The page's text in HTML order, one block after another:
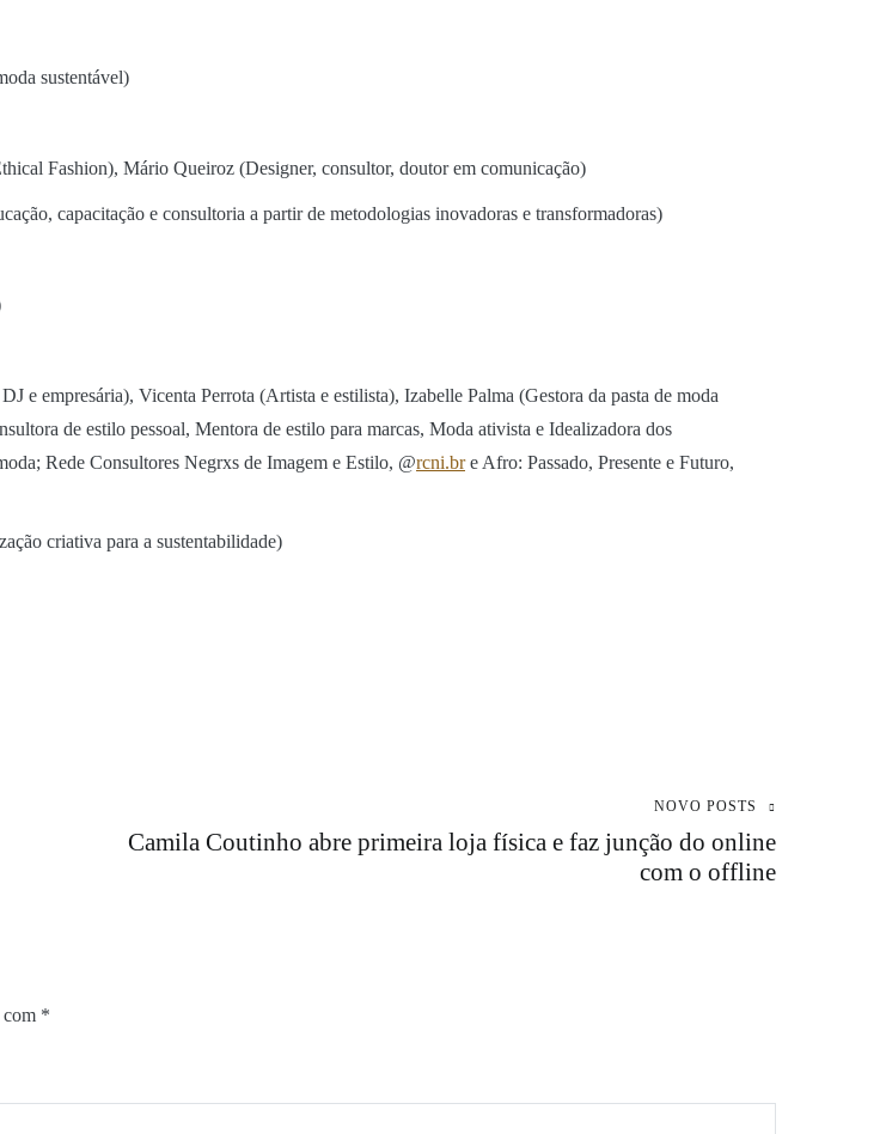
sustentável)
Fashion), Mário Queiroz (Designer, consultor, doutor em comunicação)
capacitação e consultoria a partir de metodologias inovadoras e transformadoras)
e empresária), Vicenta Perrota (Artista e estilista), Izabelle Palma (Gestora da pasta de moda
de estilo pessoal, Mentora de estilo para marcas, Moda ativista e Idealizadora dos
Rede Consultores Negrxs de Imagem e Estilo, @rcni.bre Afro: Passado, Presente e Futuro,
criativa para a sustentabilidade)
NOVO POSTS
Camila Coutinho abre primeira loja física e faz junção do online
com o offline
com *